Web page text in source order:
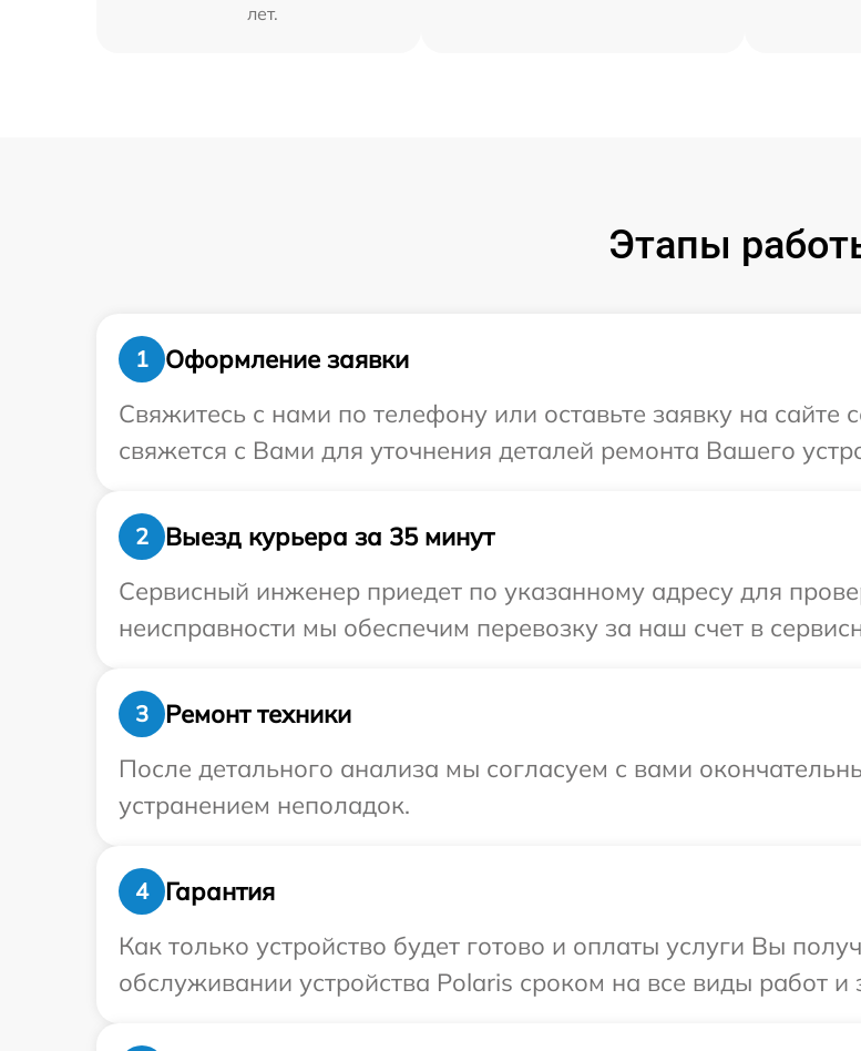
лет.
Этапы
1
Оформление заявки
Свяжитесь с нами по телефону или оставьте заявку на
свяжется с Вами для уточнения деталей ремонта Вашего
2
Выезд курьера за 35 минут
Сервисный инженер приедет по указанному адресу для
неисправности мы обеспечим перевозку за наш счет в
3
Ремонт техники
После детального анализа мы согласуем с вами
устранением неполадок.
4
Гарантия
Как только устройство будет готово и оплаты услуги Вы
обслуживании устройства Polaris сроком на все виды работ и